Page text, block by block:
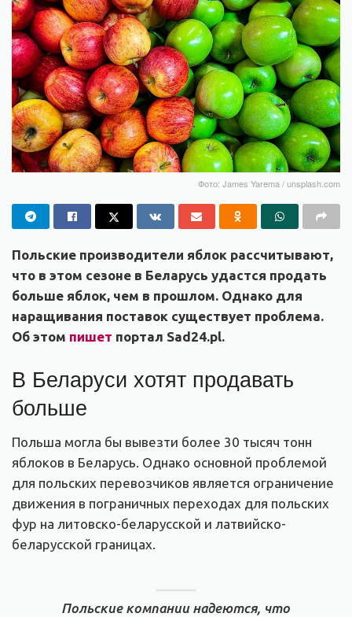
Фото: James Yarema / unsplash.com
Польские производители яблок рассчитывают,
что в этом сезоне в Беларусь удастся продать
больше яблок, чем в прошлом. Однако для
наращивания поставок существует проблема.
Об этом пишет портал Sad24.pl.
В Беларуси хотят продавать
больше
Польша могла бы вывезти более 30 тысяч тонн
яблоков в Беларусь. Однако основной проблемой
для польских перевозчиков является ограничение
движения в пограничных переходах для польских
фур на литовско-беларусской и латвийско-
беларусской границах.
Польские компании надеются, что